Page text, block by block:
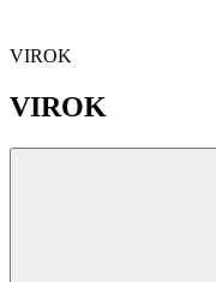
VIROK
VIROK